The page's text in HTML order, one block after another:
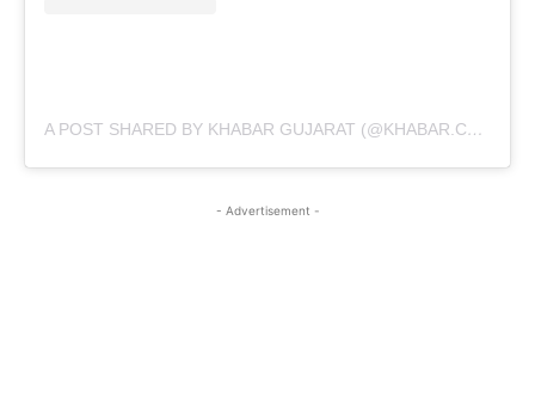
A POST SHARED BY KHABAR GUJARAT (@KHABAR.COMMUNICATION)
- Advertisement -